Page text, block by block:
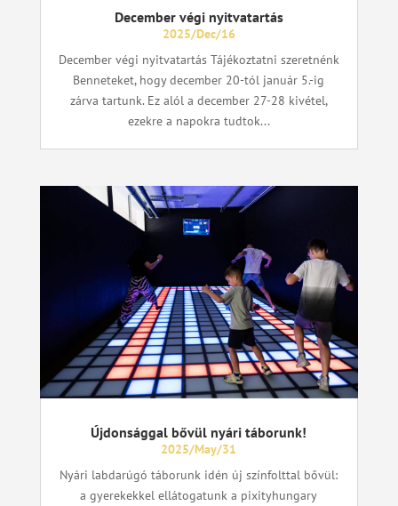
December végi nyitvatartás
2025/Dec/16
December végi nyitvatartás Tájékoztatni szeretnénk
Benneteket, hogy december 20-tól január 5.-ig
zárva tartunk. Ez alól a december 27-28 kivétel,
ezekre a napokra tudtok...
Újdonsággal bővül nyári táborunk!
2025/May/31
Nyári labdarúgó táborunk idén új színfolttal bővül:
a gyerekekkel ellátogatunk a pixityhungary